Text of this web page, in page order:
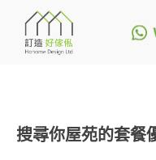
搜尋你屋苑的套餐